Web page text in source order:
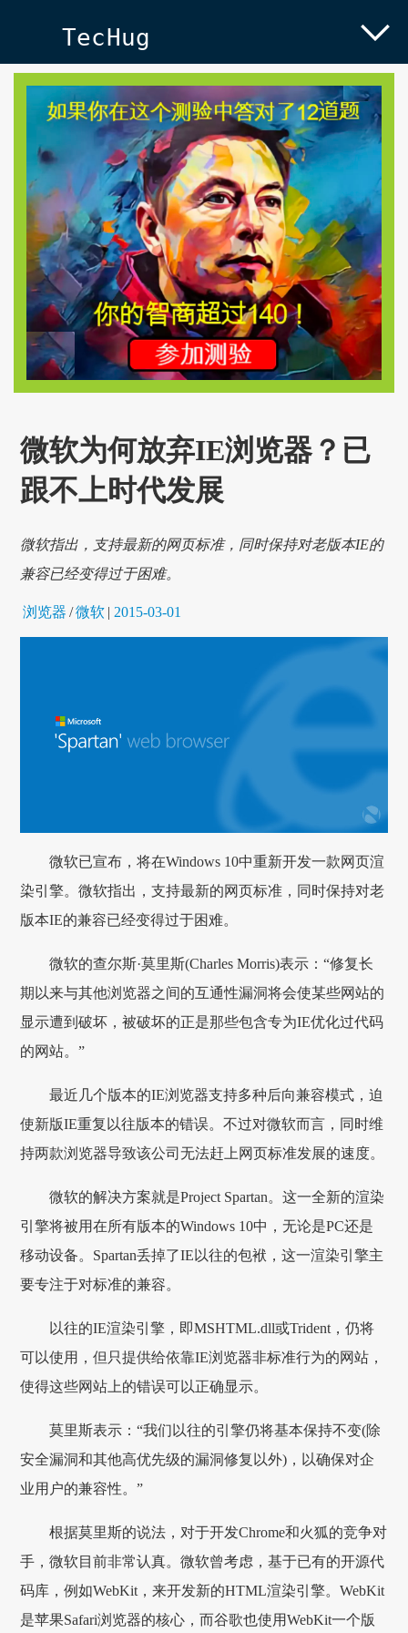
TecHug
微软为何放弃IE浏览器？已
跟不上时代发展
微软指出，支持最新的网页标准，同时保持对老版本IE的
兼容已经变得过于困难。
浏览器 /微软 | 2015-03-01
微软已宣布，将在Windows 10中重新开发一款网页渲
染引擎。微软指出，支持最新的网页标准，同时保持对老
版本IE的兼容已经变得过于困难。
微软的查尔斯·莫里斯(Charles Morris)表示：“修复长
期以来与其他浏览器之间的互通性漏洞将会使某些网站的
显示遭到破坏，被破坏的正是那些包含专为IE优化过代码
的网站。”
最近几个版本的IE浏览器支持多种后向兼容模式，迫
使新版IE重复以往版本的错误。不过对微软而言，同时维
持两款浏览器导致该公司无法赶上网页标准发展的速度。
微软的解决方案就是Project Spartan。这一全新的渲染
引擎将被用在所有版本的Windows 10中，无论是PC还是
移动设备。Spartan丢掉了IE以往的包袱，这一渲染引擎主
要专注于对标准的兼容。
以往的IE渲染引擎，即MSHTML.dll或Trident，仍将
可以使用，但只提供给依靠IE浏览器非标准行为的网站，
使得这些网站上的错误可以正确显示。
莫里斯表示：“我们以往的引擎仍将基本保持不变(除
安全漏洞和其他高优先级的漏洞修复以外)，以确保对企
业用户的兼容性。”
根据莫里斯的说法，对于开发Chrome和火狐的竞争对
手，微软目前非常认真。微软曾考虑，基于已有的开源代
码库，例如WebKit，来开发新的HTML渲染引擎。WebKit
是苹果Safari浏览器的核心，而谷歌也使用WebKit一个版